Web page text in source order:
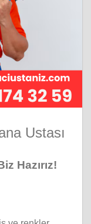
Ustası
Hazırız!